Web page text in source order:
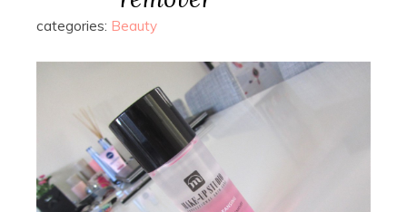
categories: Beauty